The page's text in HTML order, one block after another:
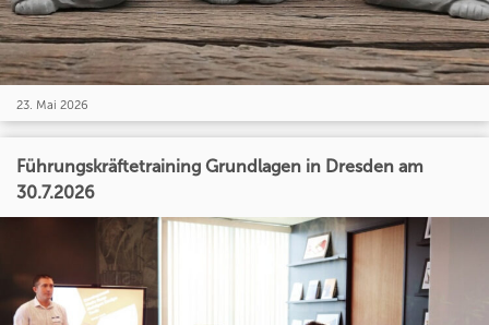
23. Mai 2026
Führungskräftetraining Grundlagen in Dresden am
30.7.2026